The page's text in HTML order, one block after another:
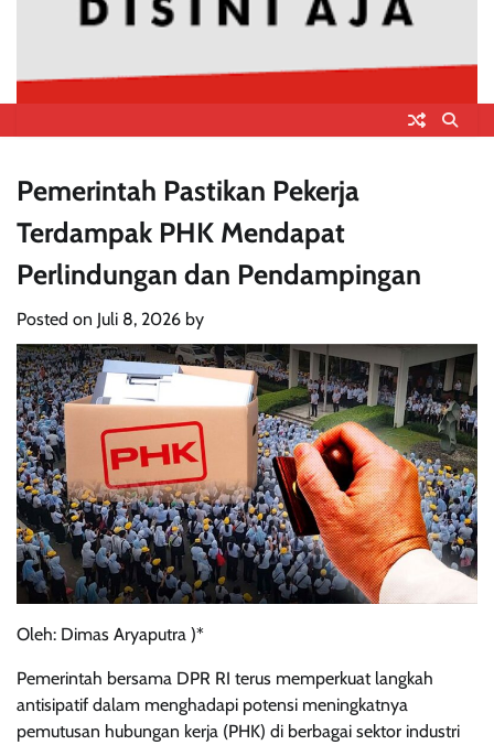
Pemerintah Pastikan Pekerja
Terdampak PHK Mendapat
Perlindungan dan Pendampingan
Posted on Juli 8, 2026 by
Oleh: Dimas Aryaputra )*
Pemerintah bersama DPR RI terus memperkuat langkah
antisipatif dalam menghadapi potensi meningkatnya
pemutusan hubungan kerja (PHK) di berbagai sektor industri